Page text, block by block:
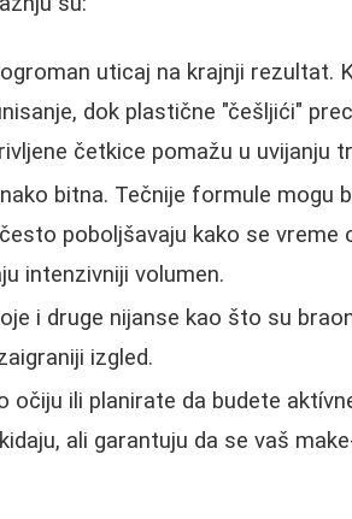
uticaj na krajnji rezultat.
dok plastične "češljići"
četkice pomažu u uvijanju
bitna. Tečnije formule mogu
poboljšavaju kako se vreme
intenzivniji volumen.
i druge nijanse kao što su
izgled.
očiju ili planirate da budete
ali garantuju da se vaš